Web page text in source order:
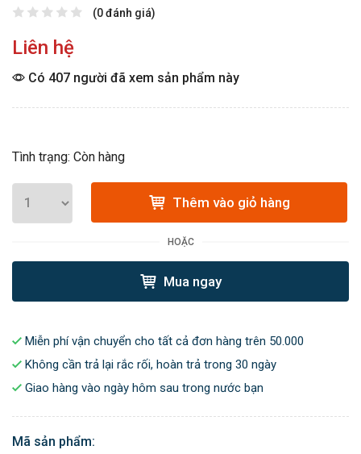
(0 đánh giá)
Liên hệ
Có 407 người đã xem sản phẩm này
Tình trạng: Còn hàng
Thêm vào giỏ hàng
HOẶC
Mua ngay
Miễn phí vận chuyển cho tất cả đơn hàng trên 50.000
Không cần trả lại rắc rối, hoàn trả trong 30 ngày
Giao hàng vào ngày hôm sau trong nước bạn
Mã sản phẩm: